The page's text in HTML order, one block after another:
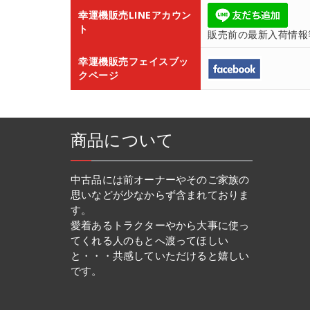
幸運機販売LINEアカウン
ト
販売前の最新入荷情報
幸運機販売フェイスブッ
クページ
商品について
中古品には前オーナーやそのご家族の
思いなどが少なからず含まれておりま
す。
愛着あるトラクターやから大事に使っ
てくれる人のもとへ渡ってほしい
と・・・共感していただけると嬉しい
です。